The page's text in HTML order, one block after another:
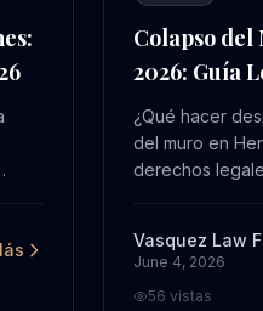
Colapso
2026: Guía
Reclamos
¿Qué hacer
del muro en
derechos
Vasquez Law
June 4, 2026
56 vistas